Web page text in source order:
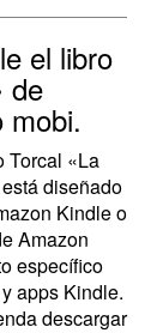
el libro
de
mobi.
Torcal «La
diseñado
Kindle o
Amazon
específico
apps Kindle.
descargar